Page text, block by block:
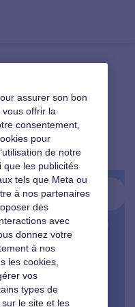
:
2016
assurer son bon
offrir la
consentement,
pour
de notre
que les publicités
tels que Meta ou
à nos partenaires
des
avec
donnez votre
à nos
les cookies,
vos
types de
le site et les